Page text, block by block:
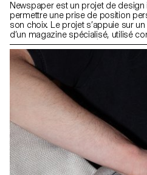
Newspaper est un projet de
permettre une prise de position
son choix. Le projet s’appuie sur
d’un magazine spécialisé, utilisé
conceptuel et critique. À travers
traduction de ce contenu écrit, le
réflexion de design, en
usages liés au thème abordé.